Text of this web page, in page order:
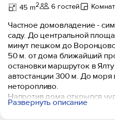
45 m2 6 гостей
Частное домовладение -
саду. До центральной
минут пешком до
50 м. от дома ближайший
остановки маршруток в
автостанции 300 м. До моря
неторопливо.
Напротив дома открылся
спортивными тренажерами,
Развернуть описание